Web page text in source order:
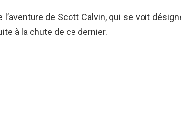
l’aventure de Scott Calvin, qui se voit
à la chute de ce dernier.